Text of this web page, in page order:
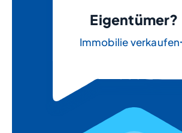
Eigentümer?
Immobilie verkaufen